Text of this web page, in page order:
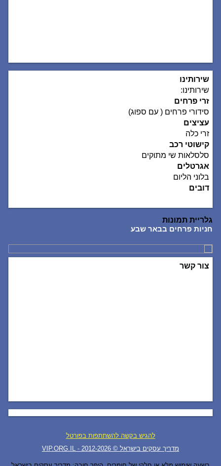
שירותינו
שירותינו:
זרי פרחים
סידורי פרחים ( עם ספוג)
עציצים
זרי כלה
קישוטי רכב
סלסלאות שי מתוקים
אגרטלים
בלוני הליום
דובים
גלריית תמונות
חניות פרחים בבאר שבע
צור קשר
להגיש בקשה להשתתפות בפורטל
VIP.ORG.IL - מדריך עסקים בישראל © 2012- 2026